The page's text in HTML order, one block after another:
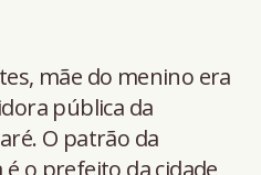
mãe do menino era
pública da
O patrão da
o prefeito da cidade,